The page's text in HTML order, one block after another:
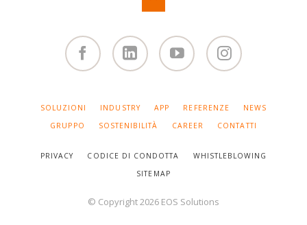
SALTA
NAVIGAZIONE
SOLUZIONI INDUSTRY APP REFERENZE
NEWS
GRUPPO
SOSTENIBILITÀ CAREER CONTATTI
PRIVACY CODICE DI CONDOTTA
WHISTLEBLOWING
SITEMAP
© Copyright 2026 EOS Solutions